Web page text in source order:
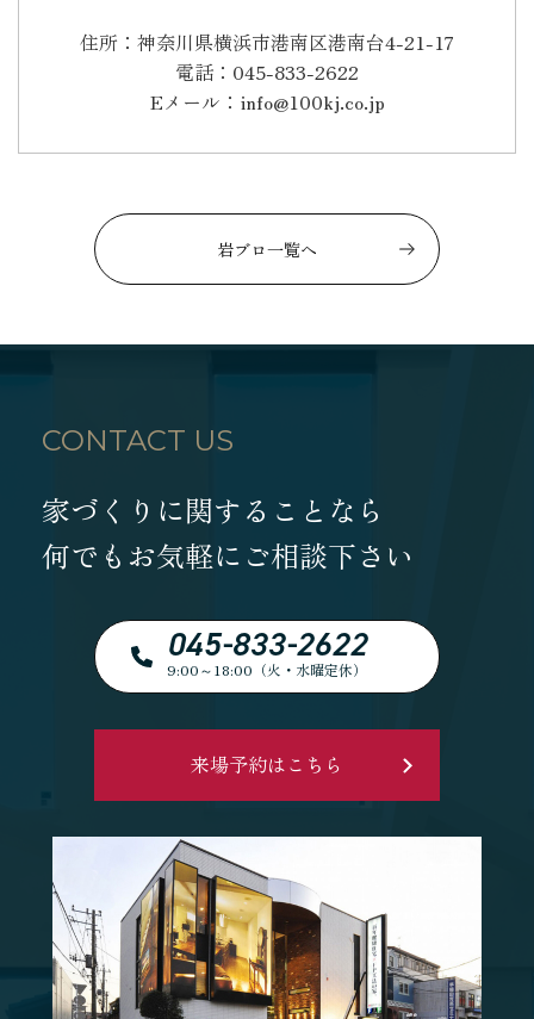
住所：神奈川県横浜市港南区港南台4-21-17
電話：045-833-2622
Eメール：info@100kj.co.jp
岩ブロ一覧へ
CONTACT US
家づくりに関することなら
何でもお気軽にご相談下さい
045-833-2622
9:00～18:00（火・水曜定休）
来場予約はこちら